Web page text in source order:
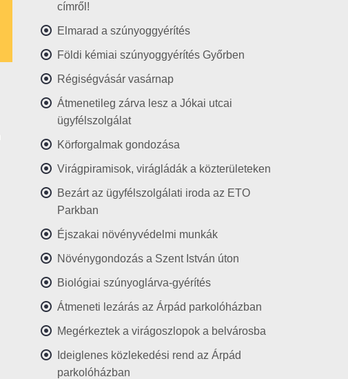
címről!
Elmarad a szúnyoggyérítés
Földi kémiai szúnyoggyérítés Győrben
Régiségvásár vasárnap
Átmenetileg zárva lesz a Jókai utcai
ügyfélszolgálat
Körforgalmak gondozása
Virágpiramisok, virágládák a közterületeken
Bezárt az ügyfélszolgálati iroda az ETO
Parkban
Éjszakai növényvédelmi munkák
Növénygondozás a Szent István úton
Biológiai szúnyoglárva-gyérítés
Átmeneti lezárás az Árpád parkolóházban
Megérkeztek a virágoszlopok a belvárosba
Ideiglenes közlekedési rend az Árpád
parkolóházban